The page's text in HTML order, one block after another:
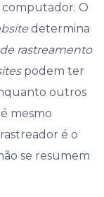
computador. O
determina
rastreamento
podem ter
outros
mesmo
é o
se resumem